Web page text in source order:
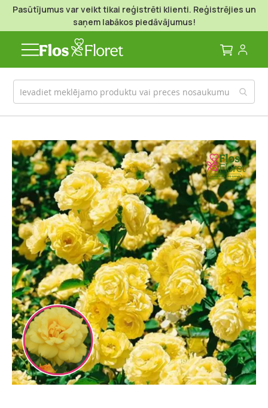
Pasūtījumus var veikt tikai reģistrēti klienti. Reģistrējies un
saņem labākos piedāvājumus!
Mans
Iet
uz
galerijas
beigām